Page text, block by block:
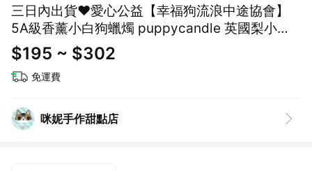
三日內出貨❤️愛心公益【幸福狗流浪中途協會】
5A級香薰小白狗蠟燭 puppycandle 英國梨小蒼
蘭 精緻包裝 幫助苗栗流浪貓狗協會 情人節 禮物
生日禮物 咪妮手作甜點店公益合作
$195 ~ $302
免運費
咪妮手作甜點店